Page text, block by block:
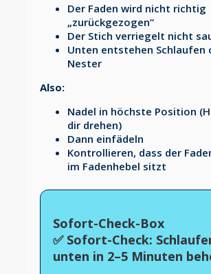
Der Faden wird nicht richtig
„zurückgezogen“
Der Stich verriegelt nicht
Unten entstehen Schlaufen
Nester
Also:
Nadel in höchste Position
dir drehen)
Dann einfädeln
Kontrollieren, dass der
im Fadenhebel sitzt
Sofort-Check-Box
✅ Sofort-Check:
unten in 2–5 Minuten